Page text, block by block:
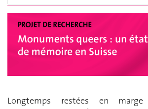
Longtemps restées en